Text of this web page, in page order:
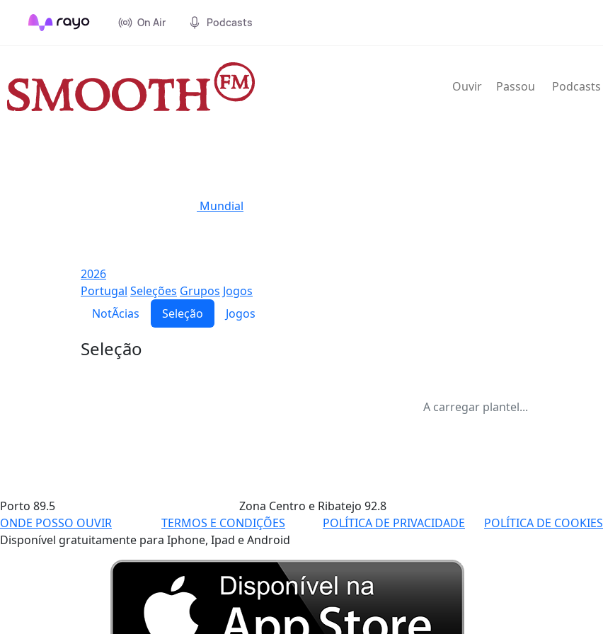
On Air Podcasts
Ouvir Passou Podcasts
Mundial
2026
Portugal Seleções Grupos Jogos
NotÃ­cias
Seleção Jogos
Seleção
A carregar plantel...
Porto 89.5 Zona Centro e Ribatejo 92.8
ONDE POSSO OUVIR
TERMOS E CONDIÇÕES POLÍTICA DE PRIVACIDADE POLÍTICA DE COOKIES
Disponível gratuitamente para Iphone, Ipad e Android